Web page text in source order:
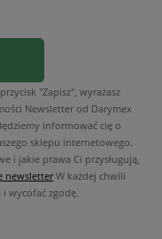
"Zapisz", wyrażasz
Newsletter od Darymex
informować cię o
sklepu internetowego.
i jakie prawa Ci przysługują,
newsletterW każdej chwili
i wycofać zgodę.